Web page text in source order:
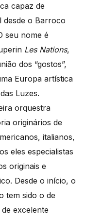
capaz de
o Barroco
seu nome é
Les Nations,
dos “gostos”,
Europa artística
Luzes.
orquestra
originários de
italianos,
eles especialistas
originais e
Desde o início, o
tem sido o de
excelente